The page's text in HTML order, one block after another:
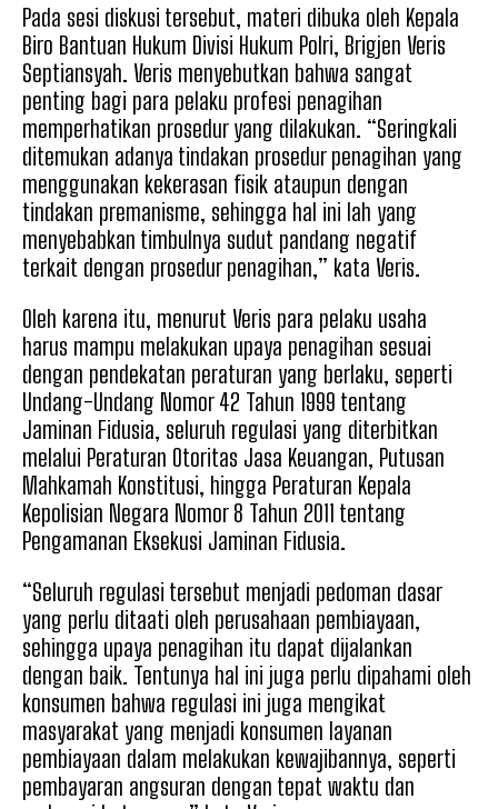
Pada sesi diskusi tersebut, materi dibuka oleh Kepala
Biro Bantuan Hukum Divisi Hukum Polri, Brigjen Veris
Septiansyah. Veris menyebutkan bahwa sangat
penting bagi para pelaku profesi penagihan
memperhatikan prosedur yang dilakukan. “Seringkali
ditemukan adanya tindakan prosedur penagihan yang
menggunakan kekerasan fisik ataupun dengan
tindakan premanisme, sehingga hal ini lah yang
menyebabkan timbulnya sudut pandang negatif
terkait dengan prosedur penagihan,” kata Veris.
Oleh karena itu, menurut Veris para pelaku usaha
harus mampu melakukan upaya penagihan sesuai
dengan pendekatan peraturan yang berlaku, seperti
Undang-Undang Nomor 42 Tahun 1999 tentang
Jaminan Fidusia, seluruh regulasi yang diterbitkan
melalui Peraturan Otoritas Jasa Keuangan, Putusan
Mahkamah Konstitusi, hingga Peraturan Kepala
Kepolisian Negara Nomor 8 Tahun 2011 tentang
Pengamanan Eksekusi Jaminan Fidusia.
“Seluruh regulasi tersebut menjadi pedoman dasar
yang perlu ditaati oleh perusahaan pembiayaan,
sehingga upaya penagihan itu dapat dijalankan
dengan baik. Tentunya hal ini juga perlu dipahami oleh
konsumen bahwa regulasi ini juga mengikat
masyarakat yang menjadi konsumen layanan
pembiayaan dalam melakukan kewajibannya, seperti
pembayaran angsuran dengan tepat waktu dan